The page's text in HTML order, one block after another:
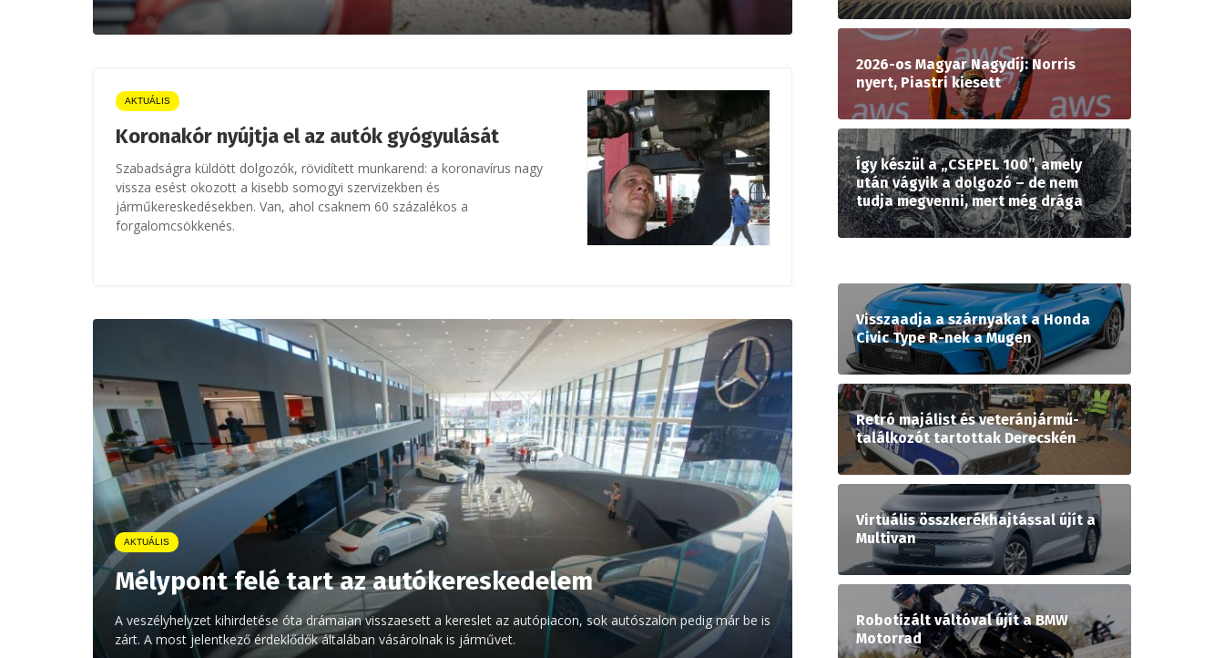
AKTUÁLIS
Koronakór nyújtja el az autók gyógyulását
Szabadságra küldött dolgozók, rövidített munkarend: a koronavírus nagy
vissza esést okozott a kisebb somogyi szervizekben és
járműkereskedésekben. Van, ahol csaknem 60 százalékos a
forgalomcsökkenés.
AKTUÁLIS
Mélypont felé tart az autókereskedelem
A veszélyhelyzet kihirdetése óta drámaian visszaesett a kereslet az autópiacon, sok autószalon pedig már be is
zárt. A most jelentkező érdeklődők általában vásárolnak is járművet.
2026-os Magyar Nagydíj: Norris
nyert, Piastri kiesett
Így készül a „CSEPEL 100”, amely
után vágyik a dolgozó – de nem
tudja megvenni, mert még drága
Visszaadja a szárnyakat a Honda
Civic Type R-nek a Mugen
Retró majálist és veteránjármű-
találkozót tartottak Derecskén
Virtuális összkerékhajtással újít a
Multivan
Robotizált váltóval újít a BMW
Motorrad